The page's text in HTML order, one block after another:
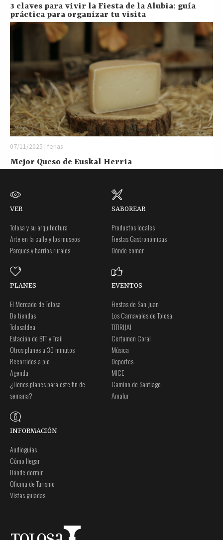
3 claves para vivir la Fiesta de la Alubia: guía
práctica para organizar tu visita
07/11/2025 | ferias
Mejor Queso de Euskal Herria
VER
Tolosa y su arquitectura
Arte en la calle y los museos
Parques y barrios rurales
SABOREAR
Productos locales
Fiestas Gastronómicas
Dónde comer
PLANES
El Mercado de Tolosa
De tiendas
Tolosaldea
Estación de BTT y Trail
Otros planes a 30 minutos
Recorridos a pie
Agenda
¿Tienes planes para este fin de
semana?
EVENTOS
Fiestas de San Juan
Los Carnavales de Tolosa
TITIRIJAI
Certamen Coral
Música
Deportes
MICE
Camino de Santiago
Amalur
INFORMACIÓN
Audioguías
Cómo llegar
Dónde dormir
Oficina de Turismo
Vistas guiadas